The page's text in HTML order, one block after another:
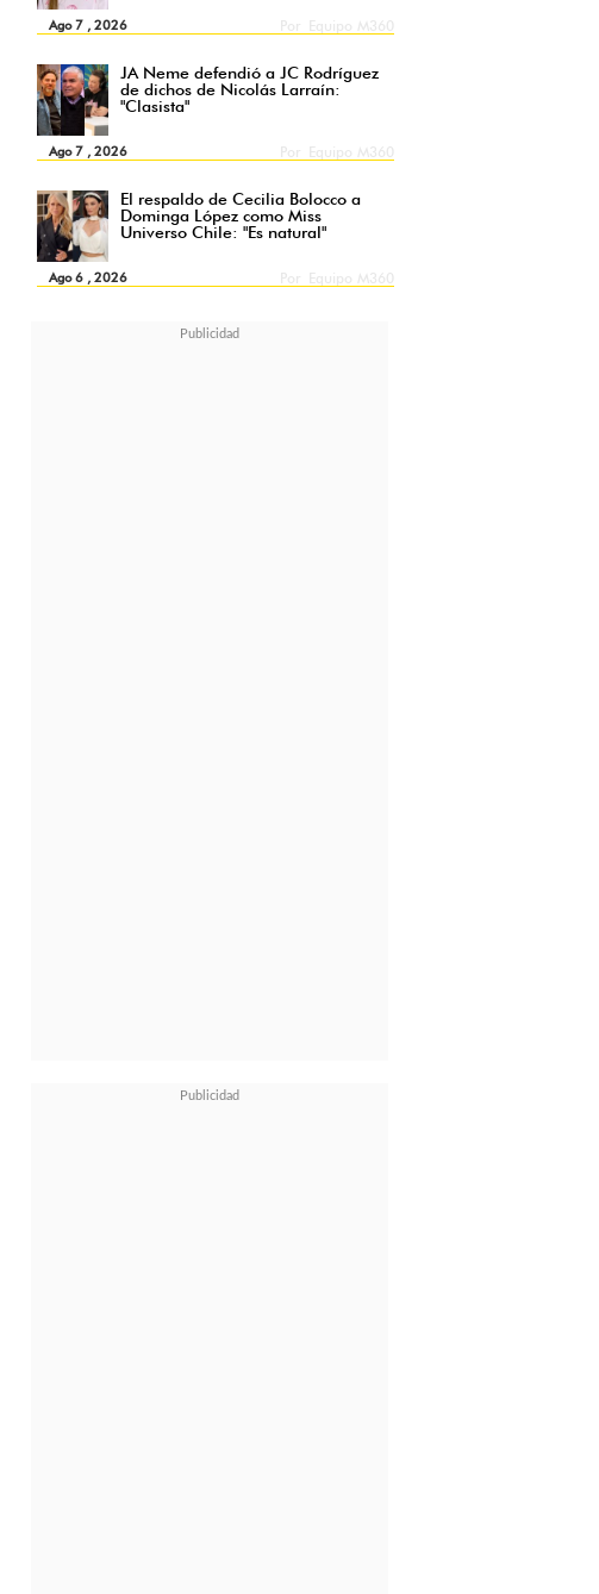
Ago 7 , 2026
JA Neme defendió a JC Rodríguez
de dichos de Nicolás Larraín:
"Clasista"
Ago 7 , 2026
El respaldo de Cecilia Bolocco a
Dominga López como Miss
Universo Chile: "Es natural"
Ago 6 , 2026